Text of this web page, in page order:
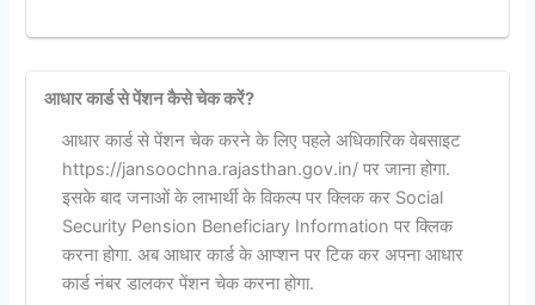
आधार कार्ड से पेंशन कैसे चेक करें?
आधार कार्ड से पेंशन चेक करने के लिए पहले अधिकारिक वेबसाइट
https://jansoochna.rajasthan.gov.in/ पर जाना होगा.
इसके बाद जनाओं के लाभार्थी के विकल्प पर क्लिक कर Social
Security Pension Beneficiary Information पर क्लिक
करना होगा. अब आधार कार्ड के आप्शन पर टिक कर अपना आधार
कार्ड नंबर डालकर पेंशन चेक करना होगा.